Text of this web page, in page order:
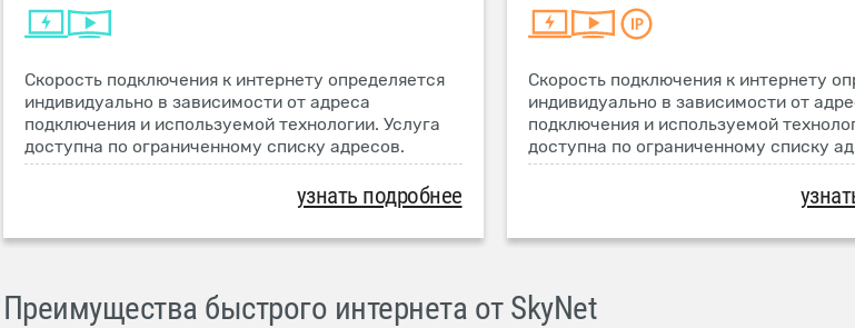
Скорость подключения к интернету определяется
индивидуально в зависимости от адреса
подключения и используемой технологии. Услуга
доступна по ограниченному списку адресов.
узнать подробнее
Скорость подключения к интернету
индивидуально в зависимости от
подключения и используемой
доступна по ограниченному списку
Преимущества быстрого интернета от SkyNet